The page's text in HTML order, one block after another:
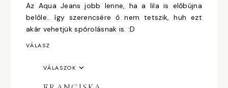
Az Aqua Jeans jobb lenne, ha a lila is előbújna
belőle.. így szerencsére ő nem tetszik, huh ezt
akár vehetjük spórolásnak is. :D
VÁLASZ
VÁLASZOK